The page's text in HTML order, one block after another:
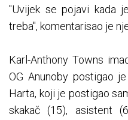
"Uvijek se pojavi kada
treba", komentarisao je
Karl-Anthony Towns
OG Anunoby postigao
Harta, koji je postigao
skakač (15), asistent